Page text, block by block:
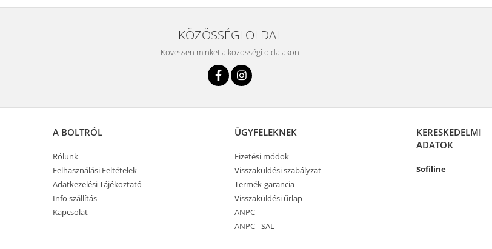
KÖZÖSSÉGI OLDAL
Kövessen minket a közösségi oldalakon
A BOLTRÓL
Rólunk
Felhasználási Feltételek
Adatkezelési Tájékoztató
Info szállítás
Kapcsolat
ÜGYFELEKNEK
Fizetési módok
Visszaküldési szabályzat
Termék-garancia
Visszaküldési űrlap
ANPC
ANPC - SAL
KERESKEDELMI
ADATOK
Sofiline